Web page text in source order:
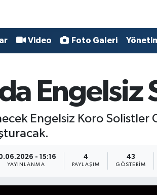
Video Foto Galeri
Engelsiz
Engelsiz Koro Solistler
- 15:16
YAYINLANMA
4
PAYLAŞIM
43
GÖSTERIM